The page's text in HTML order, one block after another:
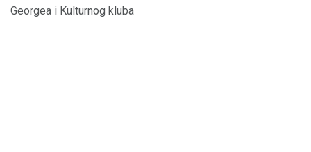
Georgea i Kulturnog kluba